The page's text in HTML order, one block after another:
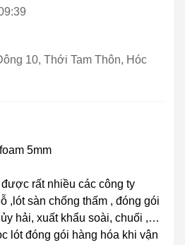
10, Thới Tam Thôn, Hóc
5mm
rất nhiều các công ty
,lót sàn chống thấm , đóng gói
hải, xuất khẩu soài, chuối ,…
lót đóng gói hàng hóa khi vận